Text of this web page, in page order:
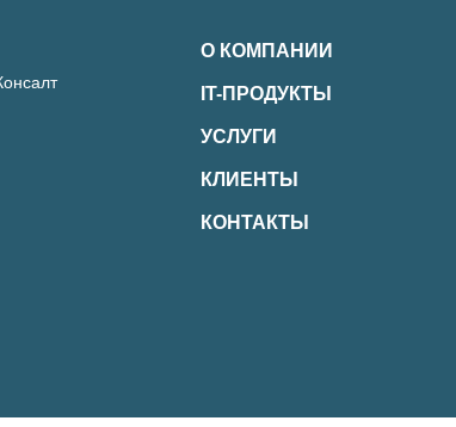
О КОМПАНИИ
IT-ПРОДУКТЫ
УСЛУГИ
КЛИЕНТЫ
КОНТАКТЫ